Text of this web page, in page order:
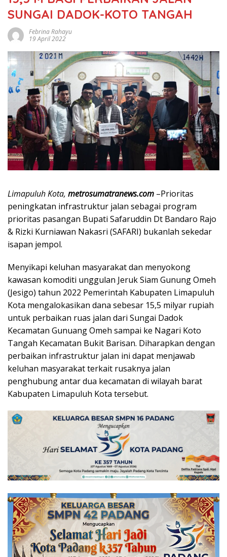
SUNGAI DADOK-KOTO TANGAH
Febrina Rahayu
19 April 2022
Limapuluh Kota, metrosumatranews.com –Prioritas
peningkatan infrastruktur jalan sebagai program
prioritas pasangan Bupati Safaruddin Dt Bandaro Rajo
& Rizki Kurniawan Nakasri (SAFARI) bukanlah sekedar
isapan jempol.
Menyikapi keluhan masyarakat dan menyokong
kawasan komoditi unggulan Jeruk Siam Gunung Omeh
(Jesigo) tahun 2022 Pemerintah Kabupaten Limapuluh
Kota mengalokasikan dana sebesar 15,5 milyar rupiah
untuk perbaikan ruas jalan dari Sungai Dadok
Kecamatan Gunuang Omeh sampai ke Nagari Koto
Tangah Kecamatan Bukit Barisan. Diharapkan dengan
perbaikan infrastruktur jalan ini dapat menjawab
keluhan masyarakat terkait rusaknya jalan
penghubung antar dua kecamatan di wilayah barat
Kabupaten Limapuluh Kota tersebut.